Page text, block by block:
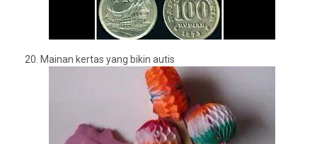
20. Mainan kertas yang bikin autis